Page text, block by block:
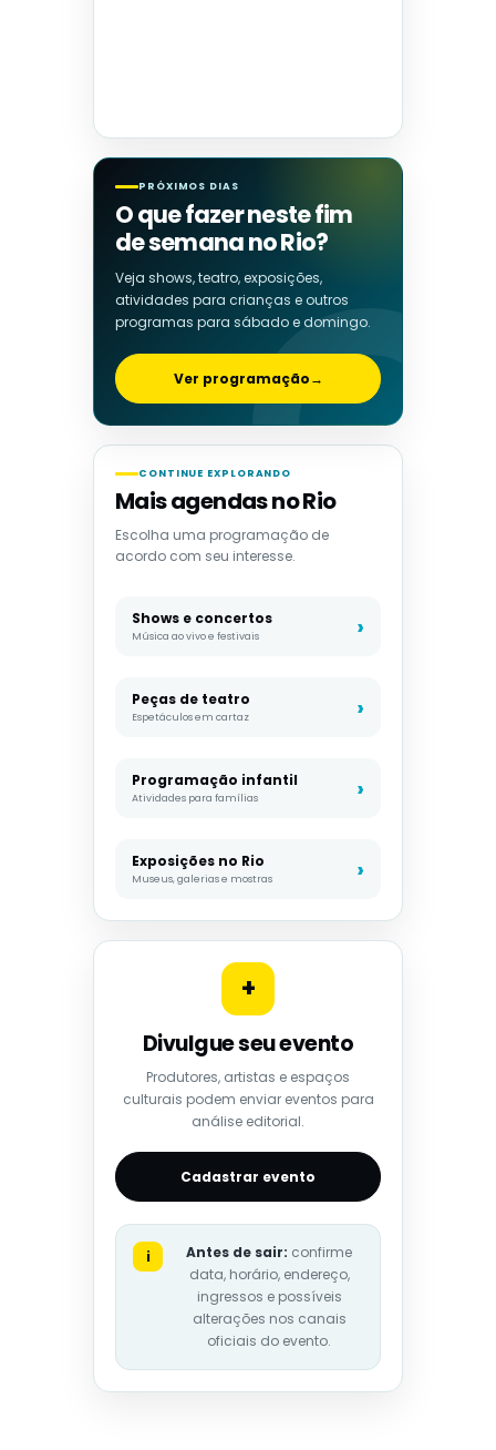
PRÓXIMOS DIAS
O que fazer neste fim
de semana no Rio?
Veja shows, teatro, exposições,
atividades para crianças e outros
programas para sábado e domingo.
Ver programação→
CONTINUE EXPLORANDO
Mais agendas no Rio
Escolha uma programação de
acordo com seu interesse.
Shows e concertos
Música ao vivo e festivais
Peças de teatro
Espetáculos em cartaz
Programação infantil
Atividades para famílias
Exposições no Rio
Museus, galerias e mostras
+
Divulgue seu evento
Produtores, artistas e espaços
culturais podem enviar eventos para
análise editorial.
Cadastrar evento
i Antes de sair: confirme
data, horário, endereço,
ingressos e possíveis
alterações nos canais
oficiais do evento.